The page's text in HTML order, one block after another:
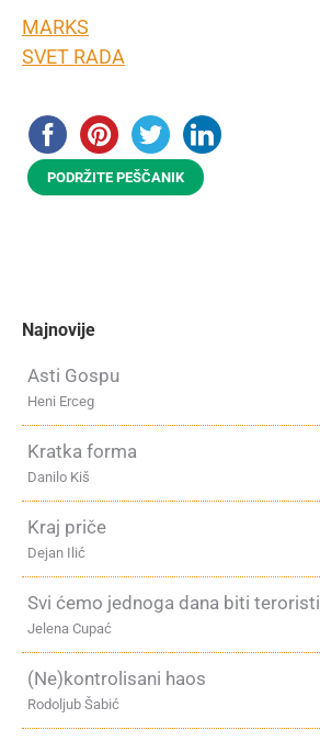
MARKS
SVET RADA
PODRŽITE PEŠČANIK
Najnovije
Asti Gospu
Heni Erceg
Kratka forma
Danilo Kiš
Kraj priče
Dejan Ilić
Svi ćemo jednoga dana biti teroristi
Jelena Cupać
(Ne)kontrolisani haos
Rodoljub Šabić